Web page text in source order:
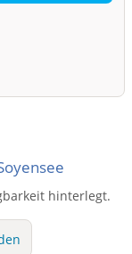
hinterlegt.